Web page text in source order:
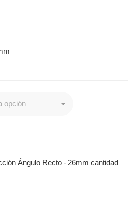
Ángulo Recto - 26mm cantidad